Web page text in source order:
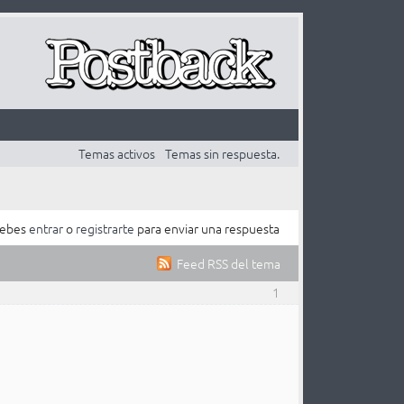
Temas activos Temas sin respuesta.
entraro registrarte para enviar una respuesta
Feed RSS del tema
1